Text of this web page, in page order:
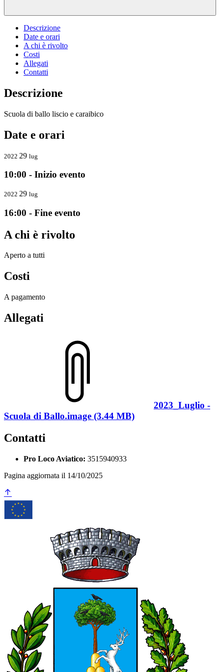
Descrizione
Date e orari
A chi è rivolto
Costi
Allegati
Contatti
Descrizione
Scuola di ballo liscio e caraibico
Date e orari
2022 29 lug
10:00 - Inizio evento
2022 29 lug
16:00 - Fine evento
A chi è rivolto
Aperto a tutti
Costi
A pagamento
Allegati
2023_Luglio -
Scuola di Ballo.image (3.44 MB)
Contatti
Pro Loco Aviatico: 3515940933
Pagina aggiornata il 14/10/2025